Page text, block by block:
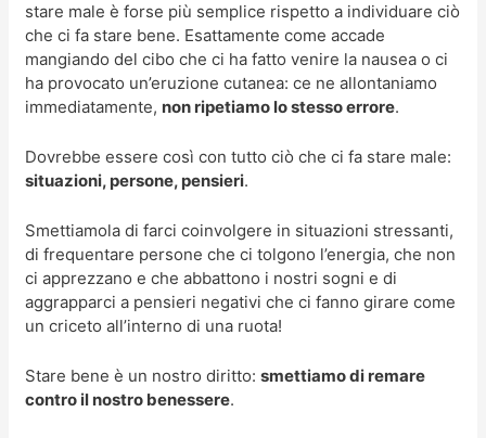
stare male è forse più semplice rispetto a individuare ciò
che ci fa stare bene. Esattamente come accade
mangiando del cibo che ci ha fatto venire la nausea o ci
ha provocato un’eruzione cutanea: ce ne allontaniamo
immediatamente, non ripetiamo lo stesso errore.
Dovrebbe essere così con tutto ciò che ci fa stare male:
situazioni, persone, pensieri.
Smettiamola di farci coinvolgere in situazioni stressanti,
di frequentare persone che ci tolgono l’energia, che non
ci apprezzano e che abbattono i nostri sogni e di
aggrapparci a pensieri negativi che ci fanno girare come
un criceto all’interno di una ruota!
Stare bene è un nostro diritto:smettiamo di remare
contro il nostro benessere.